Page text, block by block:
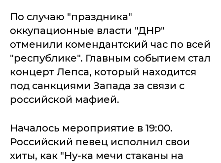
По случаю "праздника"
оккупационные власти "ДНР"
отменили комендантский час по всей
"республике". Главным событием стал
концерт Лепса, который находится
под санкциями Запада за связи с
российской мафией.
Началось мероприятие в 19:00.
Российский певец исполнил свои
хиты, как "Ну-ка мечи стаканы на